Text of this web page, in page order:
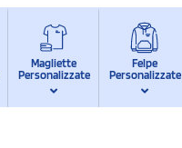
Magliette
Personalizzate
Felpe
Personalizzate